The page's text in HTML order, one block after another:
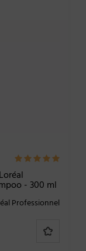
- 300 ml
Professionnel